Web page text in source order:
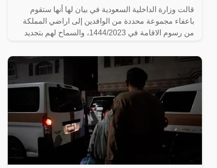
قالت وزارة الداخلية السعودية في بيان لها أنها ستقوم
باعفاء مجموعة محددة من الوافدين إلى اراضي المملكة
من رسوم الاقامة في 1444/2023، والسماح لهم بتجديد